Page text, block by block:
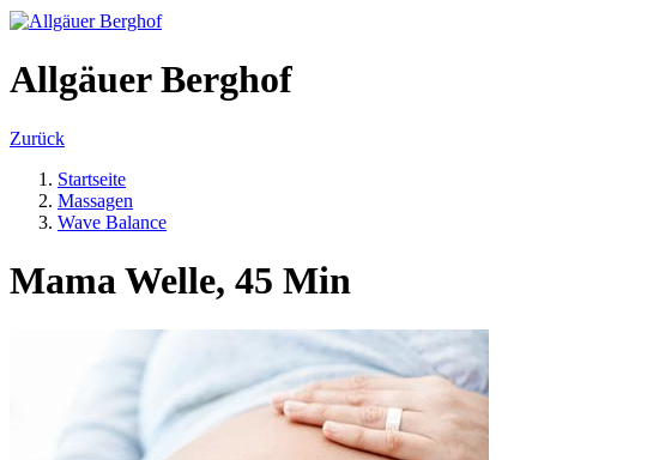
Allgäuer Berghof
Zurück
Startseite
Massagen
Wave Balance
Mama Welle, 45 Min